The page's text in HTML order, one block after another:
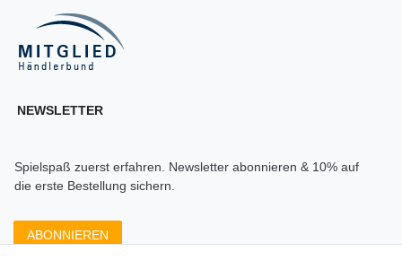
NEWSLETTER
Spielspaß zuerst erfahren. Newsletter abonnieren & 10% auf
die erste Bestellung sichern.
ABONNIEREN